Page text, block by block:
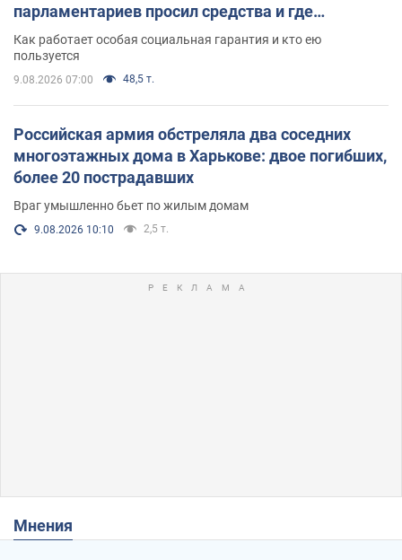
парламентариев просил средства и где
поселился
Как работает особая социальная гарантия и кто ею
пользуется
9.08.2026 07:00 48,5 т.
Российская армия обстреляла два соседних
многоэтажных дома в Харькове: двое погибших,
более 20 пострадавших
Враг умышленно бьет по жилым домам
9.08.2026 10:10 2,5 т.
Мнения